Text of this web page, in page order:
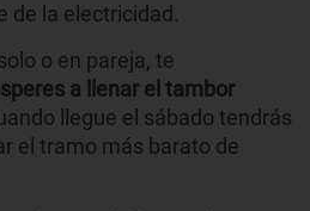
de la electricidad.
o en pareja, te
a llenar el tambor
llegue el sábado tendrás
el tramo más barato de